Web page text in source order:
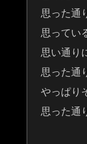
思った通
思ってい
思い通り
思った通
やっぱり
思った通